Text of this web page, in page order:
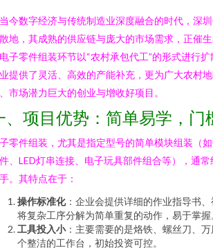
今数字经济与传统制造业深度融合的时代，深
地，其成熟的供应链与庞大的市场需求，正催
子零件组装环节以“农村承包代工”的形式进行
提供了灵活、高效的产能补充，更为广大农村
市场潜力巨大的创业与增收好项目。
、项目优势：简单易学，门
零件组装，尤其是指定型号的简单模块组装（
、LED灯串连接、电子玩具部件组合等），通
。其特点在于：
操作标准化：企业会提供详细的作业指导书
将复杂工序分解为简单重复的动作，易于掌握
工具投入小：主要需要的是烙铁、螺丝刀、
个整洁的工作台，初始投资可控。